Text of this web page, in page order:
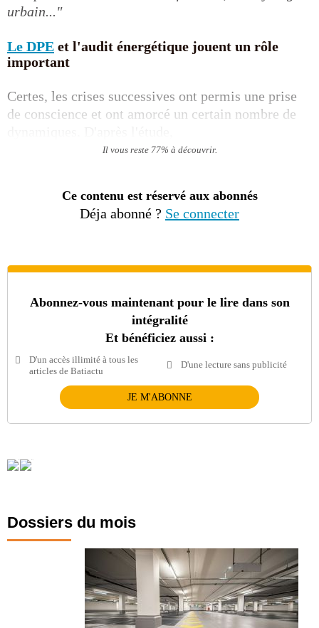
urbain..."
Le DPE et l'audit énergétique jouent un rôle
important
Certes, les crises successives ont permis une prise
de conscience et ont amorcé un certain nombre de
Il vous reste 77% à découvrir.
Ce contenu est réservé aux abonnés
Déja abonné ? Se connecter
Abonnez-vous maintenant pour le lire dans son
intégralité
Et bénéficiez aussi :
D'un accès illimité à tous les
articles de Batiactu
D'une lecture sans publicité
JE M'ABONNE
Dossiers du mois